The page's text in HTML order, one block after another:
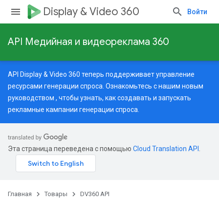
Display & Video 360 Войти
API Медийная и видеореклама 360
API Display & Video 360 теперь поддерживает управление
ресурсами генерации спроса. Ознакомьтесь с нашим новым
руководством , чтобы узнать, как создавать и запускать
рекламные кампании генерации спроса.
Эта страница переведена с помощью Cloud Translation API
Главная Товары
DV360 API